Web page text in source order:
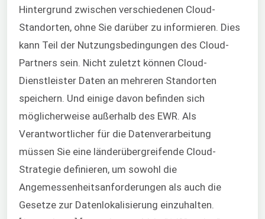
Hintergrund zwischen verschiedenen Cloud-
Standorten, ohne Sie darüber zu informieren. Dies
kann Teil der Nutzungsbedingungen des Cloud-
Partners sein. Nicht zuletzt können Cloud-
Dienstleister Daten an mehreren Standorten
speichern. Und einige davon befinden sich
möglicherweise außerhalb des EWR. Als
Verantwortlicher für die Datenverarbeitung
müssen Sie eine länderübergreifende Cloud-
Strategie definieren, um sowohl die
Angemessenheitsanforderungen als auch die
Gesetze zur Datenlokalisierung einzuhalten.